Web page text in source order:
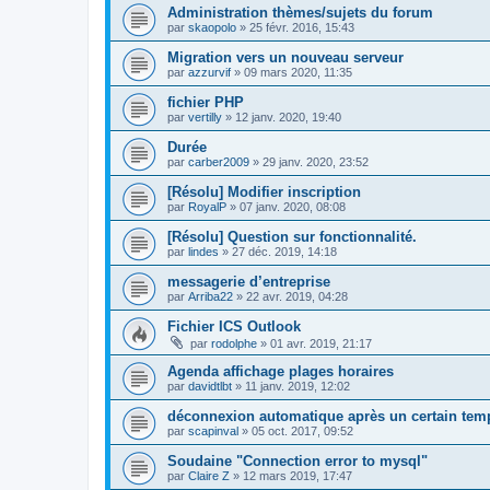
Administration thèmes/sujets du forum
par skaopolo » 25 févr. 2016, 15:43
Migration vers un nouveau serveur
par azzurvif » 09 mars 2020, 11:35
fichier PHP
par vertilly » 12 janv. 2020, 19:40
Durée
par carber2009 » 29 janv. 2020, 23:52
[Résolu] Modifier inscription
par RoyalP » 07 janv. 2020, 08:08
[Résolu] Question sur fonctionnalité.
par lindes » 27 déc. 2019, 14:18
messagerie d’entreprise
par Arriba22 » 22 avr. 2019, 04:28
Fichier ICS Outlook
par rodolphe » 01 avr. 2019, 21:17
Agenda affichage plages horaires
par davidtlbt » 11 janv. 2019, 12:02
déconnexion automatique après un certain
par scapinval » 05 oct. 2017, 09:52
Soudaine "Connection error to mysql"
par Claire Z » 12 mars 2019, 17:47